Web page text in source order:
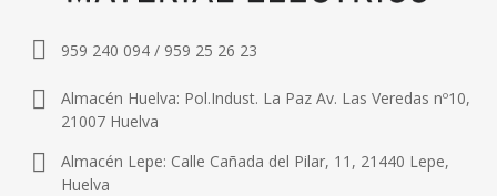
959 240 094 / 959 25 26 23
Almacén Huelva: Pol.Indust. La Paz Av. Las Veredas nº10,
21007 Huelva
Almacén Lepe: Calle Cañada del Pilar, 11, 21440 Lepe,
Huelva